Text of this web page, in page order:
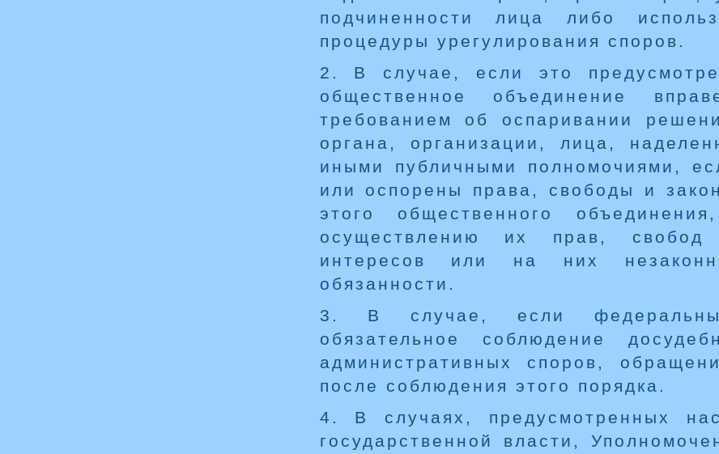
подчиненности лица либо
процедуры урегулирования споров.
2. В случае, если это
общественное объединение
требованием об оспаривании
органа, организации, лица,
иными публичными полномочиями,
или оспорены права, свободы и
этого общественного
осуществлению их прав, свобод
интересов или на них
обязанности.
3. В случае, если
обязательное соблюдение
административных споров,
после соблюдения этого порядка.
4. В случаях, предусмотренных
государственной власти,